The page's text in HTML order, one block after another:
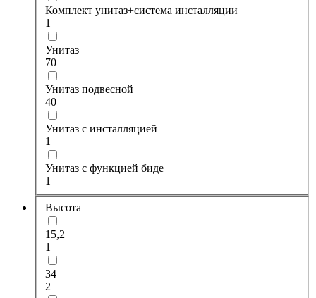
Комплект унитаз+система инсталляции
1
Унитаз
70
Унитаз подвесной
40
Унитаз с инсталляцией
1
Унитаз с функцией биде
1
Высота
15,2
1
34
2